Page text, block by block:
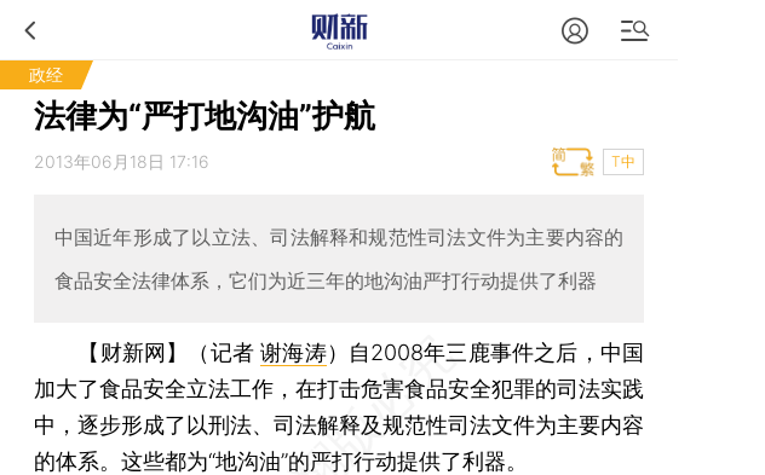
政经
法律为“严打地沟油”护航
2013年06月18日 17:16 T中
中国近年形成了以立法、司法解释和规范性司法文件为主要内容的
食品安全法律体系，它们为近三年的地沟油严打行动提供了利器
【财新网】（记者谢海涛） 自2008年三鹿事件之后，中国
加大了食品安全立法工作，在打击危害食品安全犯罪的司法实践
中，逐步形成了以刑法、司法解释及规范性司法文件为主要内容
的体系。这些都为“地沟油”的严打行动提供了利器。